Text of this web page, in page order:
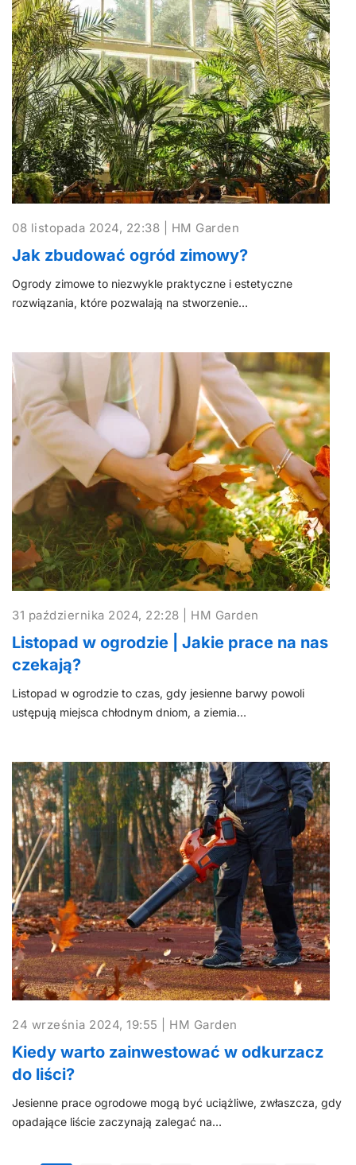
08 listopada 2024, 22:38 | HM Garden
Jak zbudować ogród zimowy?
Ogrody zimowe to niezwykle praktyczne i estetyczne
rozwiązania, które pozwalają na stworzenie…
31 października 2024, 22:28 | HM Garden
Listopad w ogrodzie | Jakie prace na nas
czekają?
Listopad w ogrodzie to czas, gdy jesienne barwy powoli
ustępują miejsca chłodnym dniom, a ziemia…
24 września 2024, 19:55 | HM Garden
Kiedy warto zainwestować w odkurzacz
do liści?
Jesienne prace ogrodowe mogą być uciążliwe, zwłaszcza, gdy
opadające liście zaczynają zalegać na…